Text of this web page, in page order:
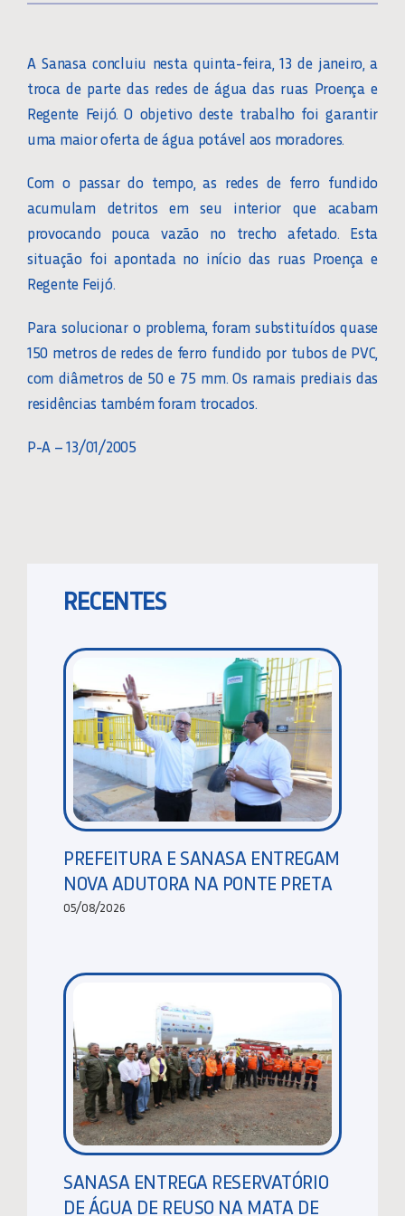
A Sanasa concluiu nesta quinta-feira, 13 de janeiro, a
troca de parte das redes de água das ruas Proença e
Regente Feijó. O objetivo deste trabalho foi garantir
uma maior oferta de água potável aos moradores.
Com o passar do tempo, as redes de ferro fundido
acumulam detritos em seu interior que acabam
provocando pouca vazão no trecho afetado. Esta
situação foi apontada no início das ruas Proença e
Regente Feijó.
Para solucionar o problema, foram substituídos quase
150 metros de redes de ferro fundido por tubos de PVC,
com diâmetros de 50 e 75 mm. Os ramais prediais das
residências também foram trocados.
P-A – 13/01/2005
RECENTES
PREFEITURA E SANASA ENTREGAM
NOVA ADUTORA NA PONTE PRETA
05/08/2026
SANASA ENTREGA RESERVATÓRIO
DE ÁGUA DE REUSO NA MATA DE